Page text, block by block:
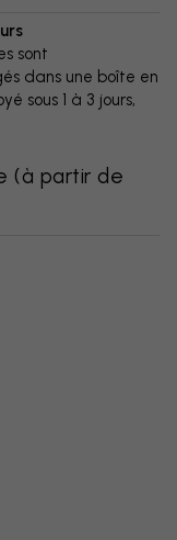
sont
dans une boîte en
sous 1 à 3 jours,
(à partir de